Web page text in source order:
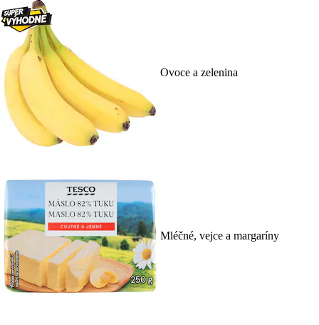
Ovoce a zelenina
Mléčné, vejce a margaríny